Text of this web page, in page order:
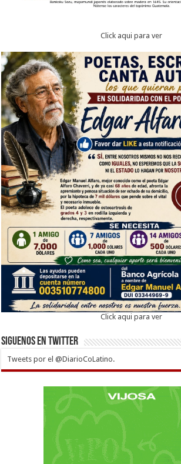
Click aqui para ver
Click aqui para ver
Siguenos en twitter
Tweets por el @DiarioCoLatino.